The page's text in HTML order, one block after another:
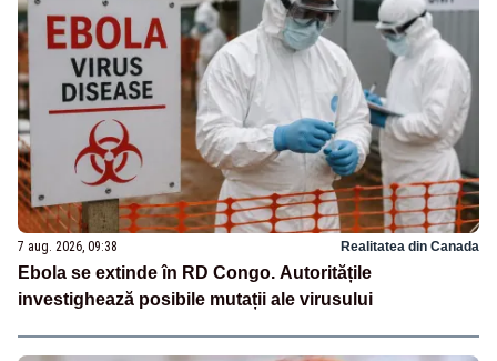
7 aug. 2026, 09:38 Realitatea din Canada
Ebola se extinde în RD Congo. Autoritățile
investighează posibile mutații ale virusului